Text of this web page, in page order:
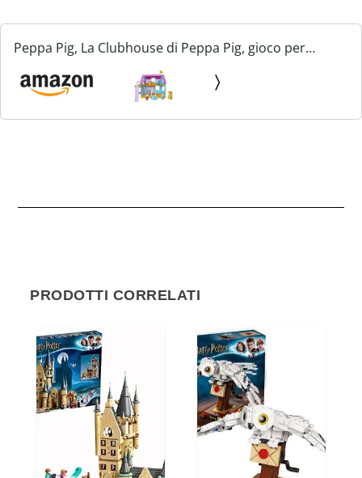
Peppa Pig, La Clubhouse di Peppa Pig, gioco per
bambini in età prescolare, con effetti sonori, 2
personaggi, 7 accessori, dai 3 anni in su
PRODOTTI CORRELATI